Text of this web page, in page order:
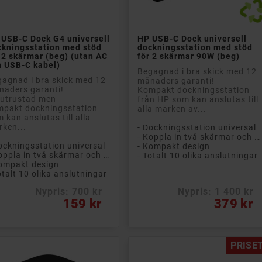
USB-C Dock G4 universell
med stöd
skärmar (beg) (utan AC
USB-C kabel)
i bra skick med 12
garanti!
men
dockningsstation
kan anslutas till alla
universal
design
10 olika anslutningar
159 kr
HP USB-C Dock universell
dockningsstation med stöd
för 2 skärmar 90W (beg)
Begagnad i bra skick med 12
månaders garanti!
Kompakt dockningsstation
från HP som kan anslutas till
alla märken av...
- Dockningsstation universal
- Kompakt design
- Totalt 10 olika anslutningar
379 kr